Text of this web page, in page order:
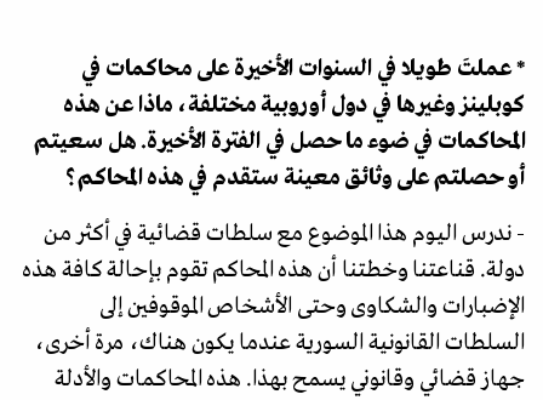
* عملتَ طويلا في السنوات الأخيرة على محاكمات في
كوبلينز وغيرها في دول أوروبية مختلفة، ماذا عن هذه
المحاكمات في ضوء ما حصل في الفترة الأخيرة. هل سعيتم
أو حصلتم على وثائق معينة ستقدم في هذه المحاكم؟
- ندرس اليوم هذا الموضوع مع سلطات قضائية في أكثر من
دولة. قناعتنا وخطتنا أن هذه المحاكم تقوم بإحالة كافة هذه
الإضبارات والشكاوى وحتى الأشخاص الموقوفين إلى
السلطات القانونية السورية عندما يكون هناك، مرة أخرى،
جهاز قضائي وقانوني يسمح بهذا. هذه المحاكمات والأدلة